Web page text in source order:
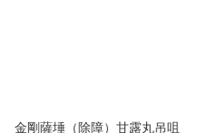
金剛薩埵（除障）甘露丸吊咀